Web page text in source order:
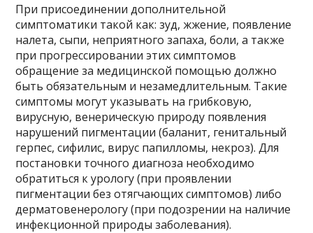
При присоединении дополнительной
симптоматики такой как: зуд, жжение, появление
налета, сыпи, неприятного запаха, боли, а также
при прогрессировании этих симптомов
обращение за медицинской помощью должно
быть обязательным и незамедлительным. Такие
симптомы могут указывать на грибковую,
вирусную, венерическую природу появления
нарушений пигментации (баланит, генитальный
герпес, сифилис, вирус папилломы, некроз). Для
постановки точного диагноза необходимо
обратиться к урологу (при проявлении
пигментации без отягчающих симптомов) либо
дерматовенерологу (при подозрении на наличие
инфекционной природы заболевания).